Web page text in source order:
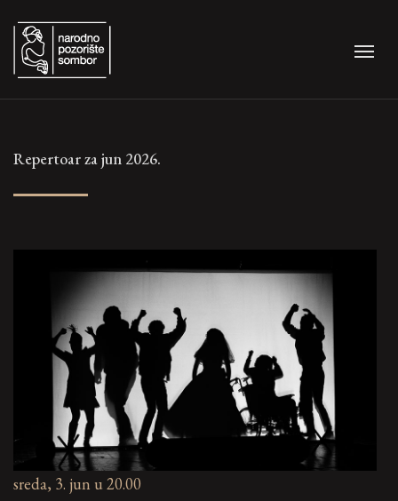
Repertoar za jun 2026.
sreda, 3. jun u 20.00